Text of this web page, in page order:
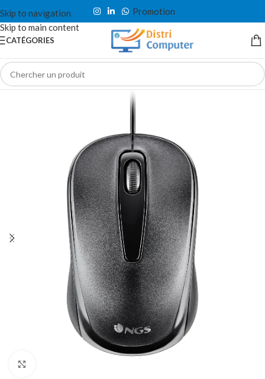
Skip to navigation
Skip to main content
Promotion
CATÉGORIES